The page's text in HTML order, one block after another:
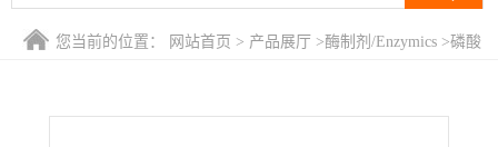
证书荣誉
您当前的位置： 网站首页 > 产品展厅 >酶制剂/Enzymics >磷酸